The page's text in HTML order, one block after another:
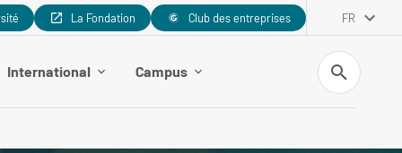
La Fondation Club des entreprises FR
International Campus
Recherche